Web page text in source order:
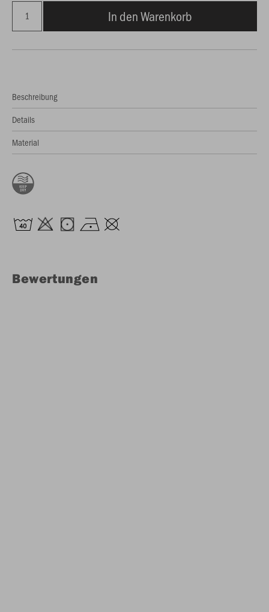
In den Warenkorb
Beschreibung
Details
Material
Bewertungen